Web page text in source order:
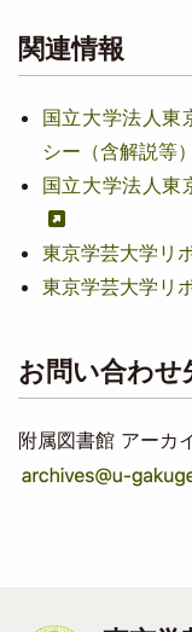
関連情報
国立大学法人東
シー（含解説等）
国立大学法人東
東京学芸大学リ
東京学芸大学リ
お問い合わせ
附属図書館 アーカ